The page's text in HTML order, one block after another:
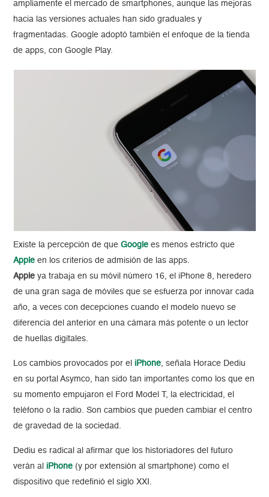
ampliamente el mercado de smartphones, aunque las mejoras
hacia las versiones actuales han sido graduales y
fragmentadas. Google adoptó también el enfoque de la tienda
de apps, con Google Play.
Existe la percepción de queGoogle es menos estricto que
Apple en los criterios de admisión de las apps.
Apple ya trabaja en su móvil número 16, el iPhone 8, heredero
de una gran saga de móviles que se esfuerza por innovar cada
año, a veces con decepciones cuando el modelo nuevo se
diferencia del anterior en una cámara más potente o un lector
de huellas digitales.
Los cambios provocados por el iPhone, señala Horace Dediu
en su portal Asymco, han sido tan importantes como los que en
su momento empujaron el Ford Model T, la electricidad, el
teléfono o la radio. Son cambios que pueden cambiar el centro
de gravedad de la sociedad.
Dediu es radical al afirmar que los historiadores del futuro
verán al iPhone (y por extensión al smartphone) como el
dispositivo que redefinió el siglo XXI.